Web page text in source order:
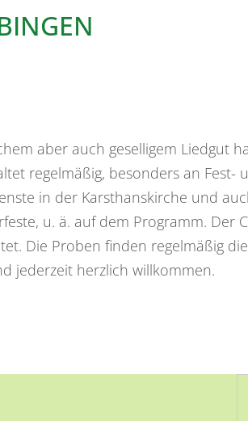
aber auch geselligem Liedgut
regelmäßig, besonders an
in der Karsthanskirche und
u. ä. auf dem Programm.
Die Proben finden regelmäßig
jederzeit herzlich willkommen.